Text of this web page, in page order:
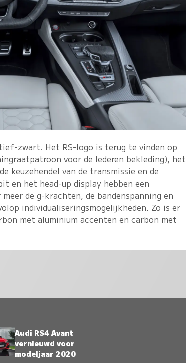
zwart. Het RS-logo is terug te vinden op
voor de lederen bekleding), het
keuzehendel van de transmissie en de
en het head-up display hebben een
de g-krachten, de bandenspanning en
individualiseringsmogelijkheden. Zo is er
met aluminium accenten en carbon met
Audi RS4 Avant
vernieuwd voor
modeljaar 2020